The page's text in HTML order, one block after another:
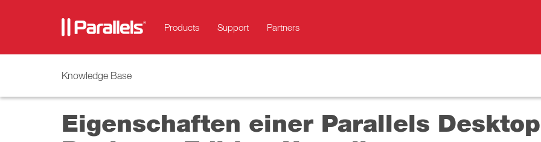
Products Support Partners
Knowledge Base
Eigenschaften einer Parallels